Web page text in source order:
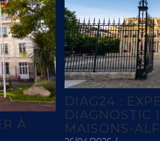
À
DIAG24 :
DIAGNOSTIC
MAISONS-